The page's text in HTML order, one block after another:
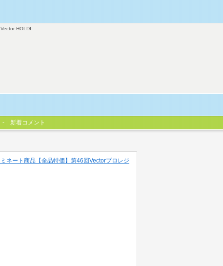
Vector HOLDI
新着コメント